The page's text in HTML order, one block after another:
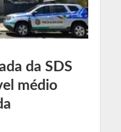
da SDS
médio